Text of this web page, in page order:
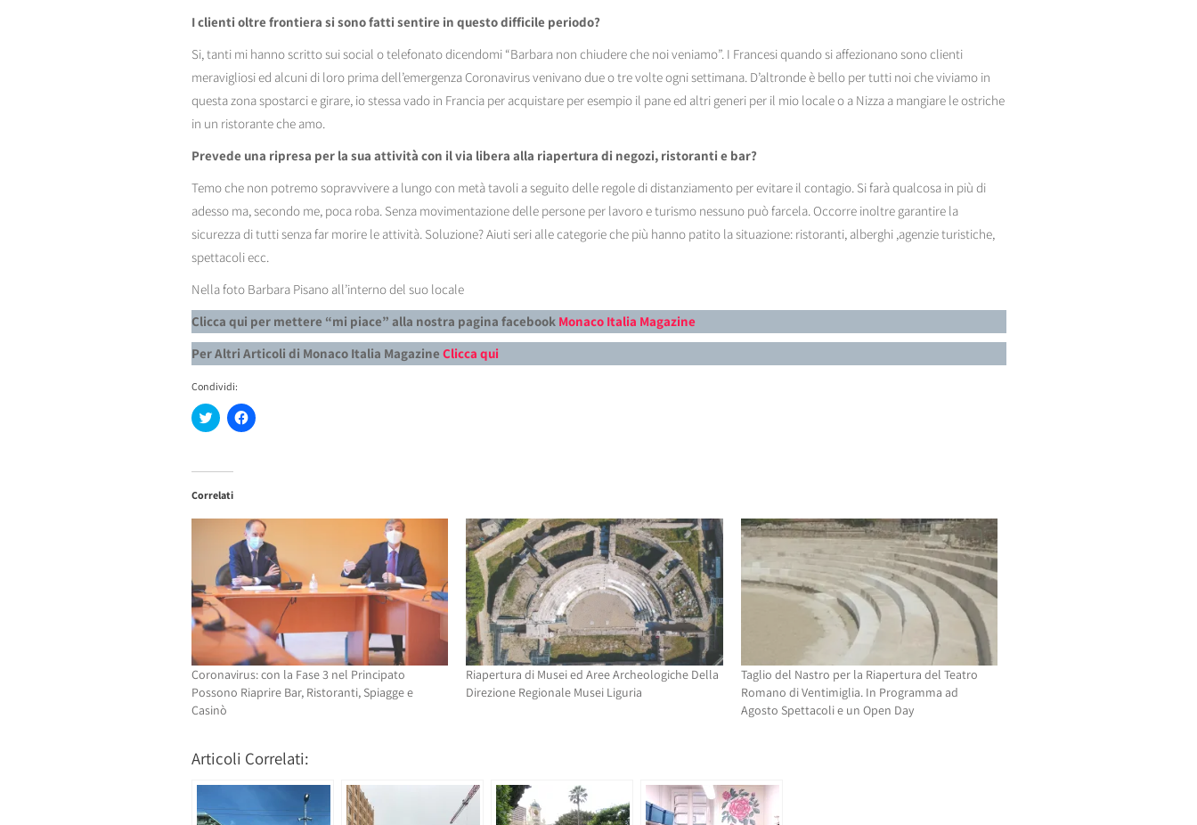
I clienti oltre frontiera si sono fatti sentire in questo difficile periodo?
Si, tanti mi hanno scritto sui social o telefonato dicendomi “Barbara non chiudere che noi veniamo”. I Francesi quando si affezionano sono clienti
meravigliosi ed alcuni di loro prima dell’emergenza Coronavirus venivano due o tre volte ogni settimana. D’altronde è bello per tutti noi che viviamo in
questa zona spostarci e girare, io stessa vado in Francia per acquistare per esempio il pane ed altri generi per il mio locale o a Nizza a mangiare le ostriche
in un ristorante che amo.
Prevede una ripresa per la sua attività con il via libera alla riapertura di negozi, ristoranti e bar?
Temo che non potremo sopravvivere a lungo con metà tavoli a seguito delle regole di distanziamento per evitare il contagio. Si farà qualcosa in più di
adesso ma, secondo me, poca roba. Senza movimentazione delle persone per lavoro e turismo nessuno può farcela. Occorre inoltre garantire la
sicurezza di tutti senza far morire le attività. Soluzione? Aiuti seri alle categorie che più hanno patito la situazione: ristoranti, alberghi ,agenzie turistiche,
spettacoli ecc.
Nella foto Barbara Pisano all’interno del suo locale
Clicca qui per mettere “mi piace” alla nostra pagina facebook Monaco Italia Magazine
Per Altri Articoli di Monaco Italia Magazine Clicca qui
Condividi:
Fai
clic
su
(Si
in
nuova
finestra)
Fai
clic
una
nuova
finestra)
Correlati
Coronavirus: con la Fase 3 nel Principato
Possono Riaprire Bar, Ristoranti, Spiagge e
Casinò
Riapertura di Musei ed Aree Archeologiche Della
Direzione Regionale Musei Liguria
Taglio del Nastro per la Riapertura del Teatro
Romano di Ventimiglia. In Programma ad
Agosto Spettacoli e un Open Day
Articoli Correlati: